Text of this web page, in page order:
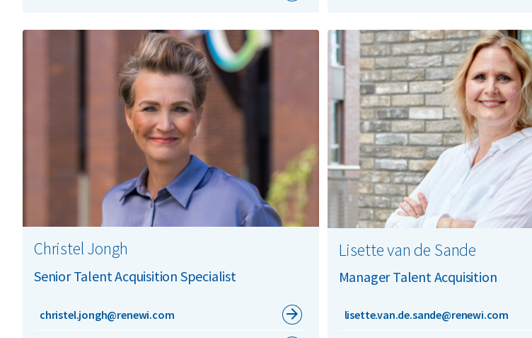
Christel Jongh
Senior Talent Acquisition Specialist
christel.jongh@renewi.com
Lisette van de Sande
Manager Talent Acquisition
lisette.van.de.sande@renewi.com